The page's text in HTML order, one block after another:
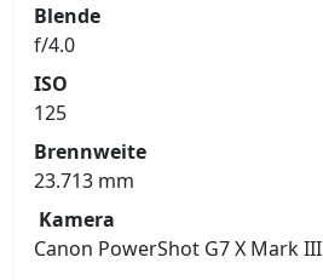
Blende
f/4.0
ISO
125
Brennweite
23.713 mm
Kamera
Canon PowerShot G7 X Mark III